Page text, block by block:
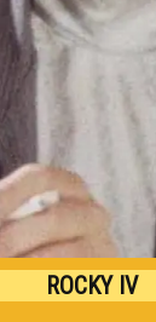
ROCKY IV